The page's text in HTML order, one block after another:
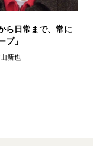
ら日常まで、常に
プ」
新也